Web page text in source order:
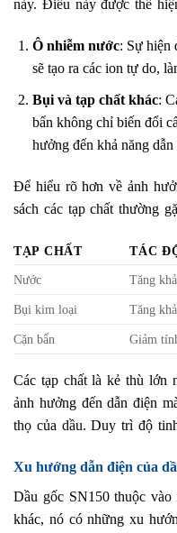
này. Điều này được thể
Ô nhiễm nước: Sự hiện
sẽ tạo ra các ion tự do,
Bụi và tạp chất khác:
bẩn không chỉ biến đổi
hưởng đến khả năng dẫn
Để hiểu rõ hơn về ảnh
sách các tạp chất thường
TẠP CHẤT
TÁC
Nước
Tăng
Bụi kim loại Tăng
Cặn bẩn Giảm
Các tạp chất là kẻ thù lớn
ảnh hưởng đến dẫn điện
thọ của dầu. Duy trì độ
Xu hướng dẫn điện của
Dầu gốc SN150 thuộc
khác, nó có những xu